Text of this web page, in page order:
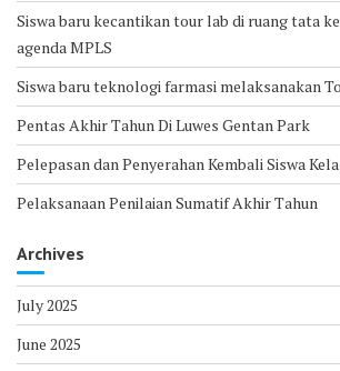
Siswa baru kecantikan tour lab di ruang tata
agenda MPLS
Siswa baru teknologi farmasi melaksanakan
Pentas Akhir Tahun Di Luwes Gentan Park
Pelepasan dan Penyerahan Kembali Siswa
Pelaksanaan Penilaian Sumatif Akhir Tahun
Archives
July 2025
June 2025